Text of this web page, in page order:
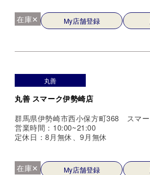
在庫✕ My店舗登録
丸善
丸善 スマーク伊勢崎店
群馬県伊勢崎市西小保方町368 スマ
営業時間：10:00~21:00
定休日：8月無休、9月無休
在庫✕ My店舗登録